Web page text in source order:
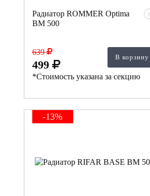
Радиатор ROMMER Optima
BM 500
i
639
499
В корзину
*Стоимость указана за секцию
-13%